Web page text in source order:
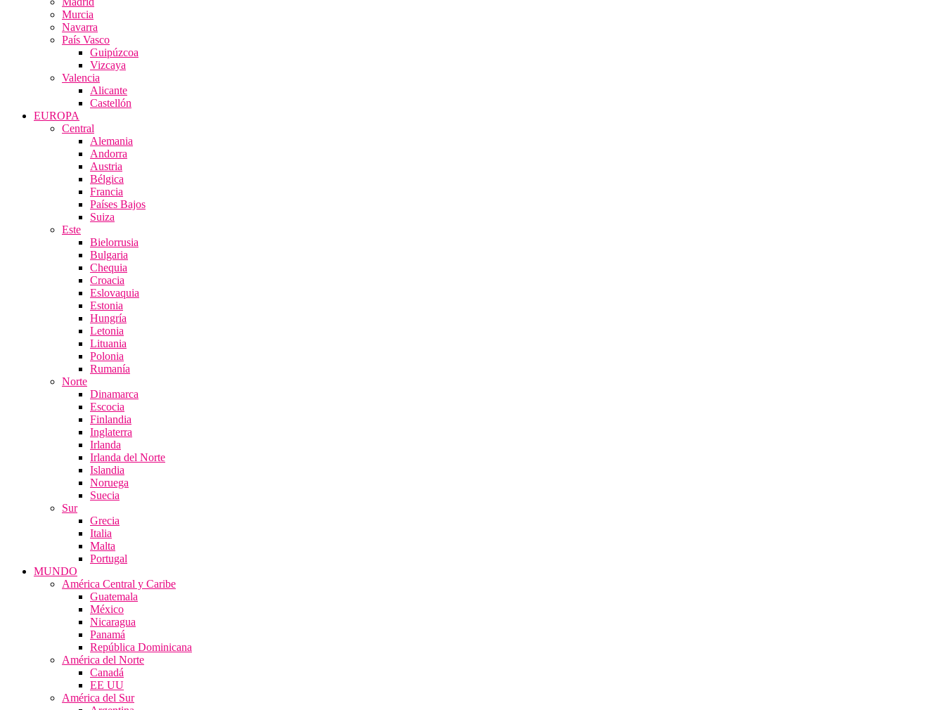
Murcia
Navarra
País Vasco
Guipúzcoa
Vizcaya
Valencia
Alicante
Castellón
EUROPA
Central
Alemania
Andorra
Austria
Bélgica
Francia
Países Bajos
Suiza
Este
Bielorrusia
Bulgaria
Chequia
Croacia
Eslovaquia
Estonia
Hungría
Letonia
Lituania
Polonia
Rumanía
Norte
Dinamarca
Escocia
Finlandia
Inglaterra
Irlanda
Irlanda del Norte
Islandia
Noruega
Suecia
Sur
Grecia
Italia
Malta
Portugal
MUNDO
América Central y Caribe
Guatemala
México
Nicaragua
Panamá
República Dominicana
América del Norte
Canadá
EE UU
América del Sur